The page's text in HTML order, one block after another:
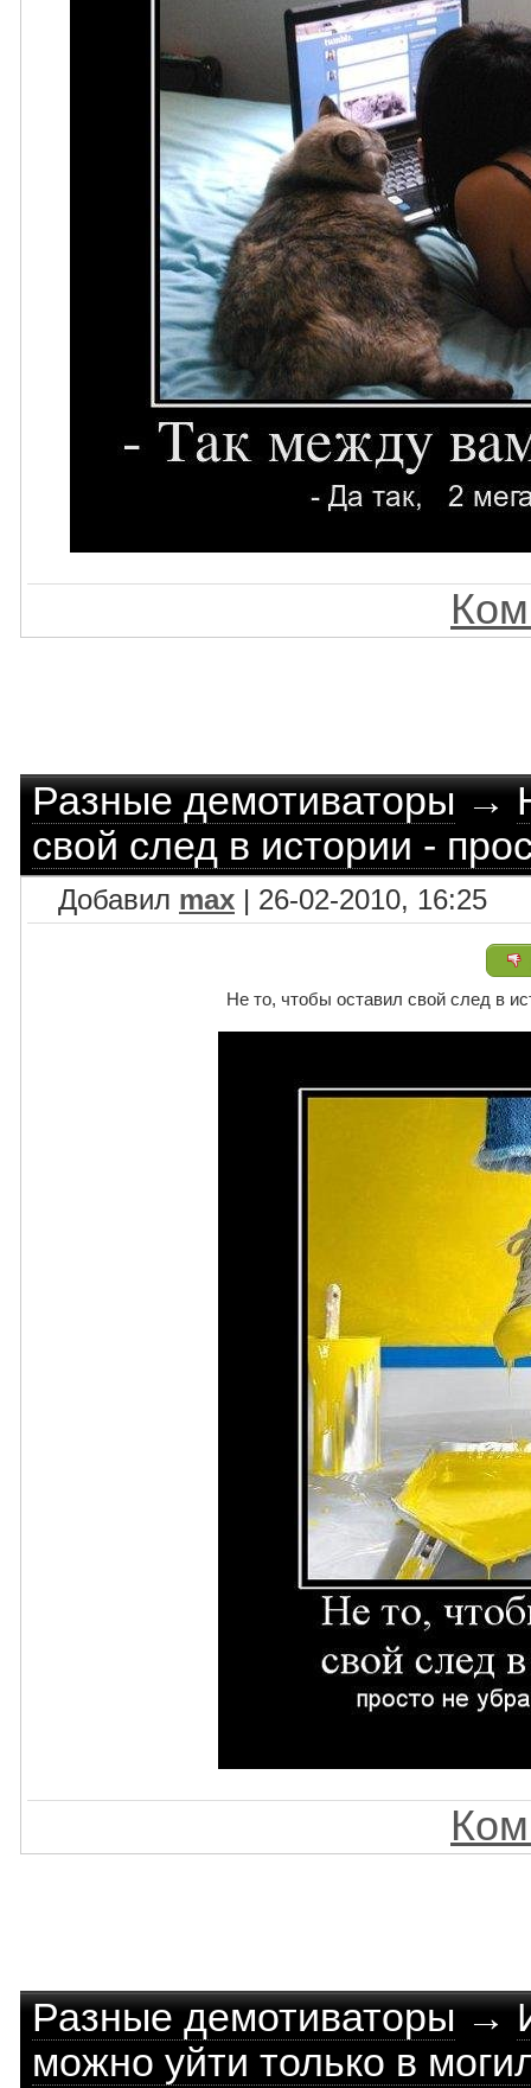
Разные демотиваторы→
свой след в истории -
Добавил max | 26-02-2010, 16:25
Не то, чтобы оставил свой след в
Разные демотиваторы→
можно уйти только в